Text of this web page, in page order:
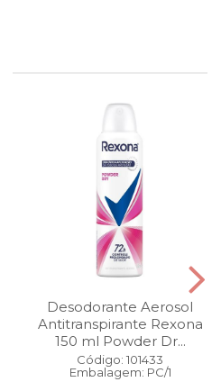
Desodorante Aerosol
Antitranspirante Rexona
150 ml Powder Dr...
Código: 101433
Embalagem: PC/1